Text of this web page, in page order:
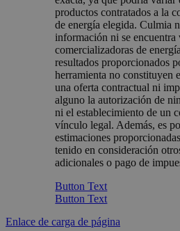
productos contratados a la
de energía elegida. Culmia
información ni se encuentra
comercializadoras de
resultados proporcionados
herramienta no constituyen
una oferta contractual ni
alguno la autorización de
ni el establecimiento de un
vínculo legal. Además, es
estimaciones
tenido en consideración
adicionales o pago de
Button Text
Button Text
Enlace de carga de página